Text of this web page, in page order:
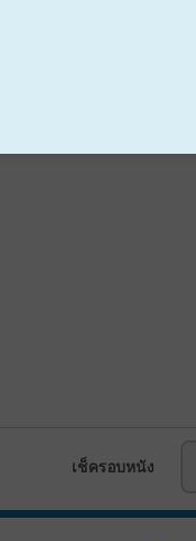
เช็ครอบหนัง